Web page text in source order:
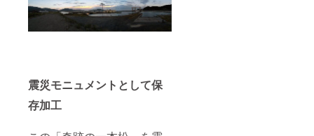
震災モニュメントとして保
存加工